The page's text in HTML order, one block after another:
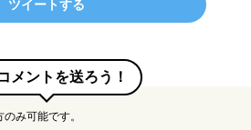
ツイートする
メントを送ろう！
み可能です。